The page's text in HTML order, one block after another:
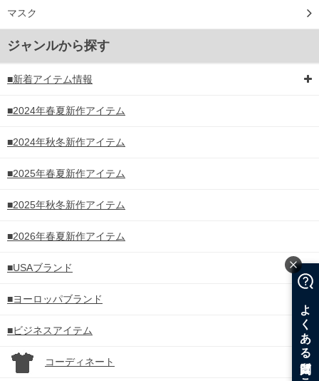
マスク
ジャンルから探す
■新着アイテム情報
■2024年春夏新作アイテム
■2024年秋冬新作アイテム
■2025年春夏新作アイテム
■2025年秋冬新作アイテム
■2026年春夏新作アイテム
■USAブランド
■ヨーロッパブランド
■ビジネスアイテム
コーディネート